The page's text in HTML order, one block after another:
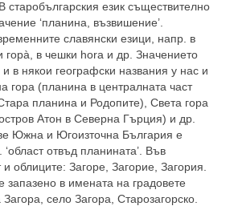
старобългарския език съществително
‘планина, възвишение’.
славянски езици, напр. в
горà, в чешки hora и др. Значението
и в някои географски названия у нас и
гора (планина в централната част
планина и Родопите), Света гора
Атон в Северна Гърция) и др.
Южна и Югоизточна България е
отвъд планината’. Във
облиците: Загоре, Загорие, Загория.
запазено в имената на градовете
село Загора, Старозагорско.